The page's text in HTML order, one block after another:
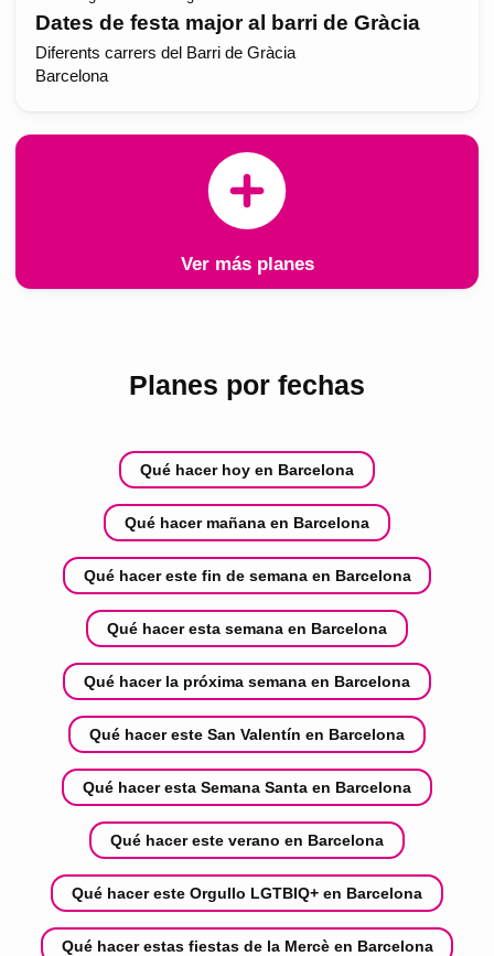
Dates de festa major al barri de Gràcia
Diferents carrers del Barri de Gràcia
Barcelona
Ver más planes
Planes por fechas
Qué hacer hoy en Barcelona
Qué hacer mañana en Barcelona
Qué hacer este fin de semana en Barcelona
Qué hacer esta semana en Barcelona
Qué hacer la próxima semana en Barcelona
Qué hacer este San Valentín en Barcelona
Qué hacer esta Semana Santa en Barcelona
Qué hacer este verano en Barcelona
Qué hacer este Orgullo LGTBIQ+ en Barcelona
Qué hacer estas fiestas de la Mercè en Barcelona